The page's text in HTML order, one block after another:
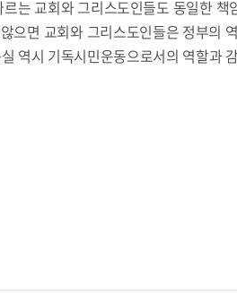
는 교회와 그리스도인들도 동일한 책
으면 교회와 그리스도인들은 정부의
역시 기독시민운동으로서의 역할과